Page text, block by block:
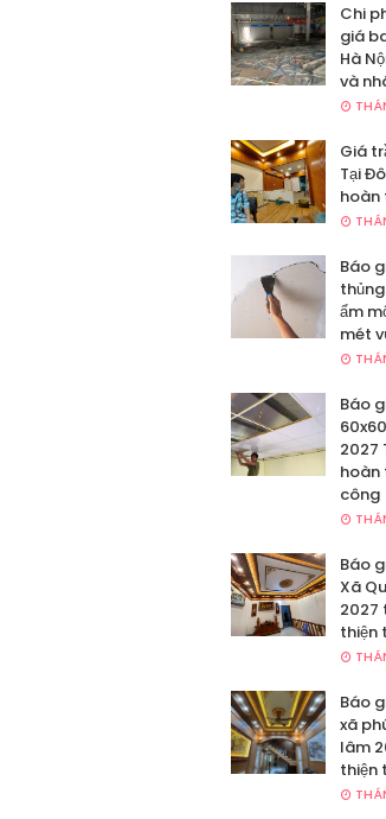
Chi
giá
Hà
và
Giá
Tại
hoàn
Báo
ẩm
mét
Báo
2027
hoàn
công
Báo
Xã
2027
thiện
Báo
xã
lâm
thiện